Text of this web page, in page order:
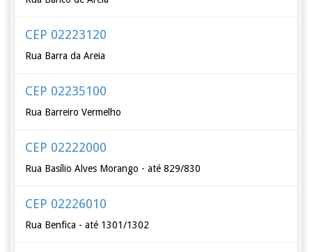
CEP 02223120
Rua Barra da Areia
CEP 02235100
Rua Barreiro Vermelho
CEP 02222000
Rua Basílio Alves Morango - até 829/830
CEP 02226010
Rua Benfica - até 1301/1302